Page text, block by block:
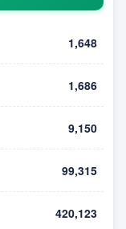
1,648
1,686
9,150
99,315
420,123